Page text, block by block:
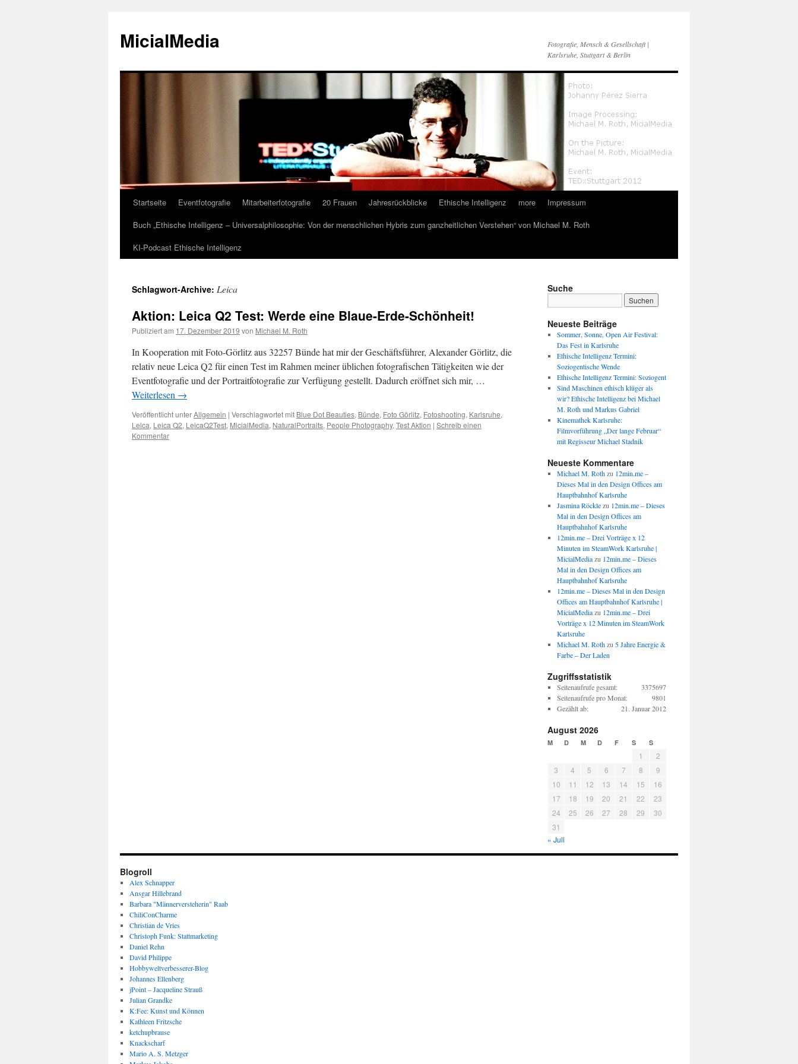
MicialMedia
Fotografie, Mensch & Gesellschaft |
Karlsruhe, Stuttgart & Berlin
Zum
Inhalt
springen
Startseite Eventfotografie Mitarbeiterfotografie 20 Frauen Jahresrückblicke Ethische Intelligenz more
Impressum
Buch „Ethische Intelligenz – Universalphilosophie: Von der menschlichen Hybris zum ganzheitlichen Verstehen“ von Michael M. Roth
KI-Podcast Ethische Intelligenz
Schlagwort-Archive: Leica
Aktion: Leica Q2 Test: Werde eine Blaue-Erde-Schönheit!
Publiziert am 17. Dezember 2019 von Michael M. Roth
In Kooperation mit Foto-Görlitz aus 32257 Bünde hat mir der Geschäftsführer, Alexander Görlitz, die
relativ neue Leica Q2 für einen Test im Rahmen meiner üblichen fotografischen Tätigkeiten wie der
Eventfotografie und der Portraitfotografie zur Verfügung gestellt. Dadurch eröffnet sich mir, …
Weiterlesen →
Veröffentlicht unterAllgemein | Verschlagwortet mit Blue Dot Beauties, Bünde, Foto Görlitz, Fotoshooting, Karlsruhe,
Leica, Leica Q2, LeicaQ2Test, MicialMedia, NaturalPortraits, People Photography, Test Aktion | Schreib einen
Kommentar
Suche
Neueste Beiträge
Sommer, Sonne, Open Air Festival:
Das Fest in Karlsruhe
Ethische Intelligenz Termini:
Soziogentische Wende
Ethische Intelligenz Termini: Soziogent
Sind Maschinen ethisch klüger als
wir? Ethische Intelligenz bei Michael
M. Roth und Markus Gabriel
Kinemathek Karlsruhe:
Filmvorführung „Der lange Februar“
mit Regisseur Michael Stadnik
Neueste Kommentare
Michael M. Rothzu 12min.me –
Dieses Mal in den Design Offices am
Hauptbahnhof Karlsruhe
Jasmina Röcklezu 12min.me – Dieses
Mal in den Design Offices am
Hauptbahnhof Karlsruhe
12min.me – Drei Vorträge x 12
Minuten im SteamWork Karlsruhe |
MicialMediazu 12min.me – Dieses
Mal in den Design Offices am
Hauptbahnhof Karlsruhe
12min.me – Dieses Mal in den Design
Offices am Hauptbahnhof Karlsruhe |
MicialMediazu 12min.me – Drei
Vorträge x 12 Minuten im SteamWork
Karlsruhe
Michael M. Rothzu 5 Jahre Energie &
Farbe – Der Laden
Zugriffsstatistik
3375697
Seitenaufrufe gesamt:
9801
Seitenaufrufe pro Monat:
21. Januar 2012
Gezählt ab:
August 2026
M D M D F S S
1
2
3
4 5 6 7 8
9
10
11 12 13 14 15
16
17
18 19 20 21 22
23
24
25 26 27 28 29
30
31
« Juli
Blogroll
Alex Schnapper
Ansgar Hillebrand
Barbara "Männerversteherin" Raab
ChiliConCharme
Christian de Vries
Christoph Funk: Stattmarketing
Daniel Rehn
David Philippe
Hobbyweltverbesserer-Blog
Johannes Ellenberg
jPoint – Jacqueline Strauß
Julian Grandke
K:Fee: Kunst und Können
Kathleen Fritzsche
ketchupbrause
Knackscharf
Mario A. S. Metzger